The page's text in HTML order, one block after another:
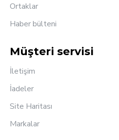
Ortaklar
Haber bülteni
Müşteri servisi
İletişim
İadeler
Site Haritası
Markalar